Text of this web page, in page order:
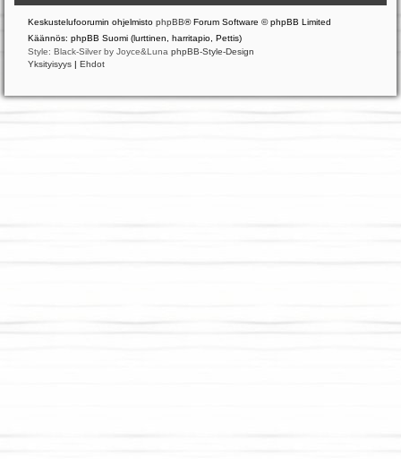
Keskustelufoorumin ohjelmisto phpBB® Forum Software © phpBB Limited
Käännös: phpBB Suomi (lurttinen, harritapio, Pettis)
Style: Black-Silver by Joyce&Luna phpBB-Style-Design
Yksityisyys | Ehdot